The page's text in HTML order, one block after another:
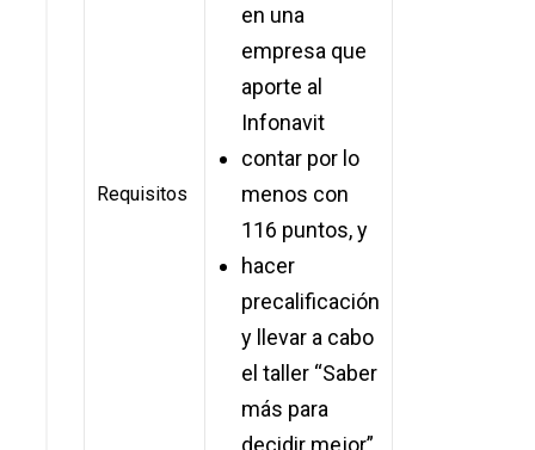
Requisitos
en una
empresa que
aporte al
Infonavit
contar por lo
menos con
116 puntos, y
hacer
precalificación
y llevar a cabo
el taller “Saber
más para
decidir mejor”